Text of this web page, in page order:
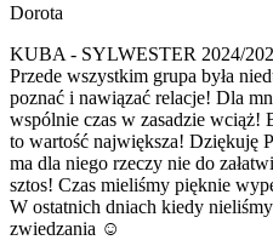
Dorota
KUBA - SYLWESTER 2024/
Przede wszystkim grupa była
poznać i nawiązać relacje! Dla
wspólnie czas w zasadzie wciąż!
to wartość największa! Dziękuję
ma dla niego rzeczy nie do
sztos! Czas mieliśmy pięknie
W ostatnich dniach kiedy
zwiedzania ☺️